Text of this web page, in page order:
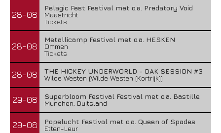
28-08
Pelagic Fest Festival met o.a. Predatory Void
Maastricht
Tickets
28-08
Metallicamp Festival met o.a. HESKEN
Ommen
Tickets
28-08
THE HICKEY UNDERWORLD - DAK SESSION #3
Wilde Westen (Wilde Westen (Kortrijk))
29-08
Superbloom Festival Festival met o.a. Bastille
Munchen, Duitsland
29-08
Popelucht Festival met o.a. Queen of Spades
Etten-Leur